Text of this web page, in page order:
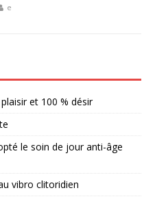
e
et 100 % désir
le soin de jour anti-âge
vibro clitoridien